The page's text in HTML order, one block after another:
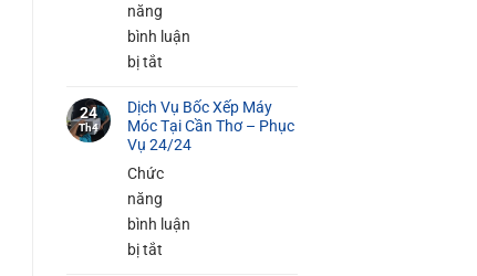
Gia
Dụng
Cần
Thơ
An
Toàn
năng
bình luận
bị tắt
Vụ
Bốc
Siêu
Thị
24
Th4
Dịch Vụ Bốc Xếp Máy
Móc Tại Cần Thơ – Phục
Vụ 24/24
Chức
năng
bình luận
bị tắt